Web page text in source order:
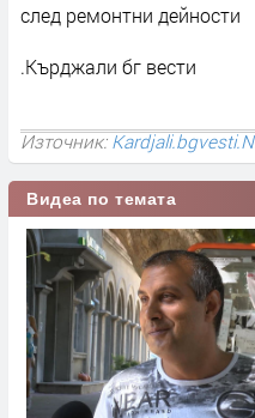
след ремонтни дейности
.Кърджали бг вести
Източник:
Видеа по темата